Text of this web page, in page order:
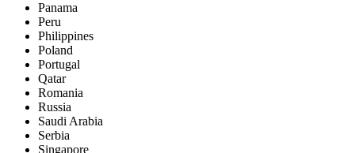
Panama
Peru
Philippines
Poland
Portugal
Qatar
Romania
Russia
Saudi Arabia
Serbia
Singapore